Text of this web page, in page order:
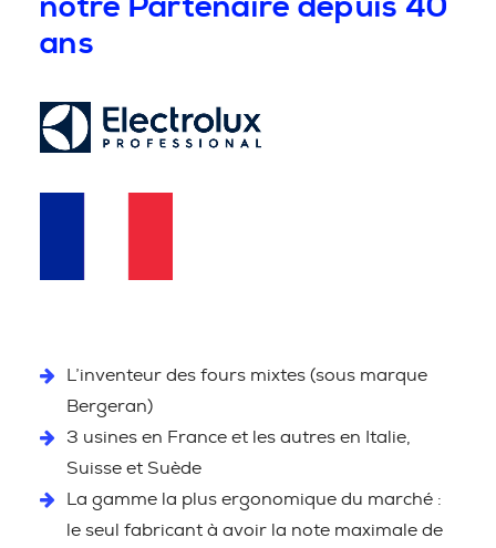
ans
L’inventeur des fours mixtes (sous marque
Bergeran)
3 usines en France et les autres en Italie,
Suisse et Suède
La gamme la plus ergonomique du marché :
le seul fabricant à avoir la note maximale de